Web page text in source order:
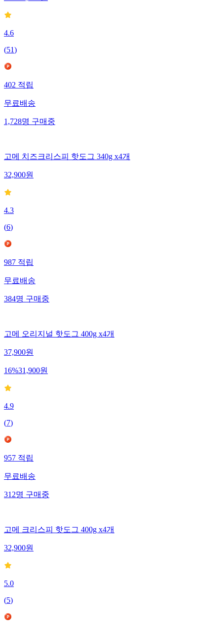
4.6
(51)
402적립
무료배송
1,728명구매중
고메 치즈크리스피 핫도그 340g x4개
32,900원
4.3
(6)
987적립
무료배송
384명구매중
고메 오리지널 핫도그 400g x4개
37,900원
16%31,900원
4.9
(7)
957적립
무료배송
312명구매중
고메 크리스피 핫도그 400g x4개
32,900원
5.0
(5)